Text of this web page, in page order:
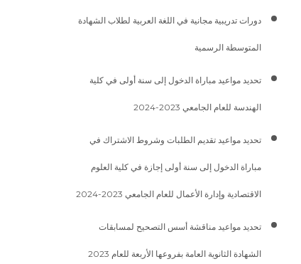
دورات تدريبية مجانية في اللغة العربية لطلاب الشهادة
المتوسطة الرسمية
تحديد مواعيد مباراة الدخول إلى سنة أولى في كلية
الهندسة للعام الجامعي 2023-2024
تحديد مواعيد تقديم الطلبات وشروط الاشتراك في
مباراة الدخول إلى سنة أولى إجازة في كلية العلوم
الاقتصادية وإدارة الأعمال للعام الجامعي 2023-2024
تحديد مواعيد مناقشة أسس التصحيح لمسابقات
الشهادة الثانوية العامة بفروعها الأربعة للعام 2023